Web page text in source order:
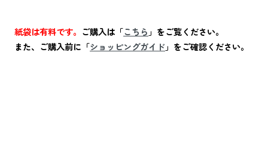
紙袋は有料です。 ご購入は「こちら 」をご覧ください。
また、ご購入前に「ショッピングガイド 」をご確認ください。